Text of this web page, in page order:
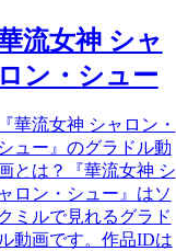
流女神 シャ
ロン・シュー
『華流女神 シャロン・
シュー』のグラドル動
とは？『華流女神 シ
ャロン・シュー』はソ
クミルで見れるグラド
動画です。作品IDは